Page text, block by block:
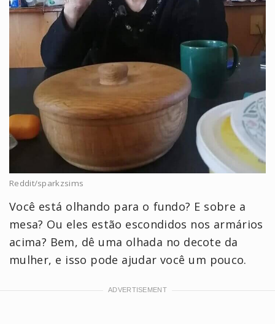
Reddit/sparkzsims
Você está olhando para o fundo? E sobre a
mesa? Ou eles estão escondidos nos armários
acima? Bem, dê uma olhada no decote da
mulher, e isso pode ajudar você um pouco.